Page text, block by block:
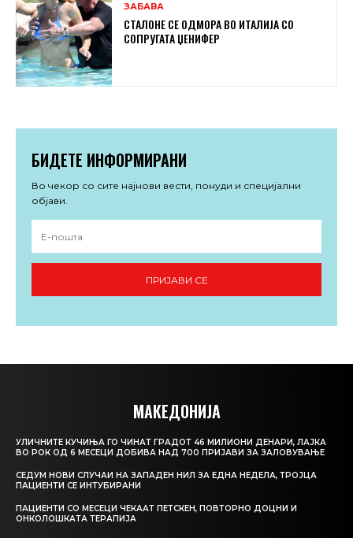
ЗАБАВА
СТАЛОНЕ СЕ ОДМОРА ВО ИТАЛИЈА СО
СОПРУГАТА ЏЕНИФЕР
БИДЕТЕ ИНФОРМИРАНИ
Во чекор со сите најнови вести, понуди и специјални
објави.
ПРИЈАВИ СЕ
МАКЕДОНИЈА
УЛИЧНИТЕ КУЧИЊА ГО ЧИНАТ ГРАДОТ 46 МИЛИОНИ ДЕНАРИ, ЛАЈКА
ВО РОК ОД 6 МЕСЕЦИ ДОБИВА НАД 700 ПРИЈАВИ ЗА ЗАЛОВУВАЊЕ
СЕДУМ НОВИ СЛУЧАИ НА ЗАПАДЕН НИЛ ЗА ЕДНА НЕДЕЛА, ТРОЈЦА
ПАЦИЕНТИ СЕ ИНТУБИРАНИ
ПАЦИЕНТИ СО МЕСЕЦИ ЧЕКААТ ПЕТСКЕН, ПОВТОРНО ДОЦНИ И
ОНКОЛОШКАТА ТЕРАПИЈА